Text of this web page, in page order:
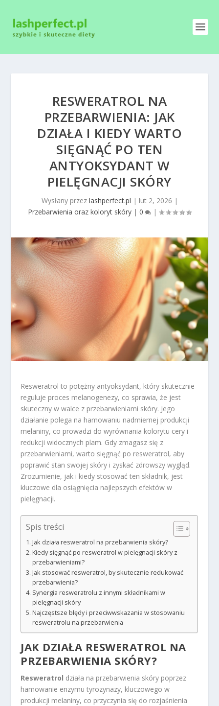
RESWERATROL NA
PRZEBARWIENIA: JAK
DZIAŁA I KIEDY WARTO
SIĘGNĄĆ PO TEN
ANTYOKSYDANT W
PIELĘGNACJI SKÓRY
Wysłany przez lashperfect.pl | lut 2, 2026 |
Przebarwienia oraz koloryt skóry | 0 |
Resweratrol to potężny antyoksydant, który skutecznie
reguluje proces melanogenezy, co sprawia, że jest
skuteczny w walce z przebarwieniami skóry. Jego
działanie polega na hamowaniu nadmiernej produkcji
melaniny, co prowadzi do wyrównania kolorytu cery i
redukcji widocznych plam. Gdy zmagasz się z
przebarwieniami, warto sięgnąć po resweratrol, aby
poprawić stan swojej skóry i zyskać zdrowszy wygląd.
Zrozumienie, jak i kiedy stosować ten składnik, jest
kluczowe dla osiągnięcia najlepszych efektów w
pielęgnacji.
Spis treści
Jak działa resweratrol na przebarwienia skóry?
Kiedy sięgnąć po resweratrol w pielęgnacji skóry z
przebarwieniami?
Jak stosować resweratrol, by skutecznie redukować
przebarwienia?
Synergia resweratrolu z innymi składnikami w
pielęgnacji skóry
Najczęstsze błędy i przeciwwskazania w stosowaniu
resweratrolu na przebarwienia
JAK DZIAŁA RESWERATROL NA
PRZEBARWIENIA SKÓRY?
Resweratrol działa na przebarwienia skóry poprzez
hamowanie enzymu tyrozynazy, kluczowego w
produkcji melaniny, co przyczynia się do rozjaśnienia